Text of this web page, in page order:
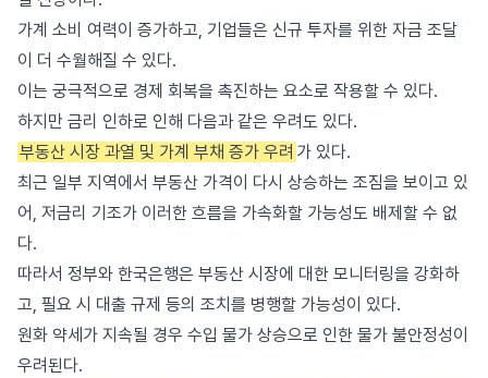
가계 소비 여력이 증가하고, 기업들은 신규 투자를 위한 자금 조달
이 더 수월해질 수 있다.
이는 궁극적으로 경제 회복을 촉진하는 요소로 작용할 수 있다.
하지만 금리 인하로 인해 다음과 같은 우려도 있다.
부동산 시장 과열 및 가계 부채 증가 우려 가 있다.
최근 일부 지역에서 부동산 가격이 다시 상승하는 조짐을 보이고 있
어, 저금리 기조가 이러한 흐름을 가속화할 가능성도 배제할 수 없
다.
따라서 정부와 한국은행은 부동산 시장에 대한 모니터링을 강화하
고, 필요 시 대출 규제 등의 조치를 병행할 가능성이 있다.
원화 약세가 지속될 경우 수입 물가 상승으로 인한 물가 불안정성이
우려된다.